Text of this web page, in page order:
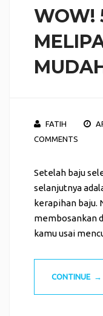
WOW!
FATIH
COMMENTS
Setelah baju
selanjutnya
kerapihan baju.
membosankan
kamu usai
CONTINUE →